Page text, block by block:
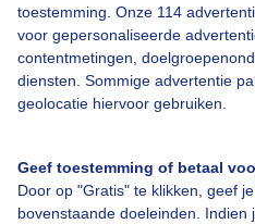
toestemming. Onze 114
voor gepersonaliseerde
contentmetingen,
diensten. Sommige advertentie
geolocatie hiervoor gebruiken.
Geef toestemming of betaal
Door op "Gratis" te klikken, geef
bovenstaande doeleinden.
Over Buienradar
Bedrijfsgegevens
Veelgestelde vragen